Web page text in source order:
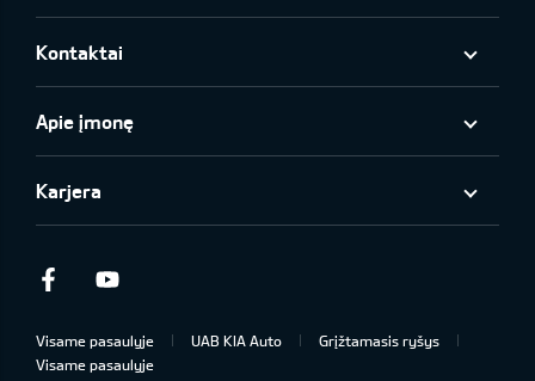
Kontaktai
Apie įmonę
Karjera
Facebook
Visame pasaulyje UAB KIA Auto
Grįžtamasis ryšys
Visame pasaulyje